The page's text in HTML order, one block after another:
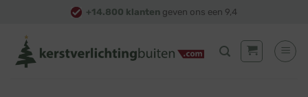
content
+14.800 klanten geven ons een 9,4